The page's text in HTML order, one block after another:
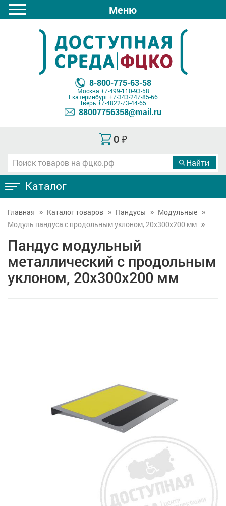
Меню
8-800-775-63-58
Москва +7-499-110-93-58
Екатеринбург+7-343-247-85-66
Тверь +7-4822-73-44-65
88007756358@mail.ru
0 ₽
Каталог
Главная Каталог товаров Пандусы
Модульные
Модуль пандуса с продольным уклоном, 20х300х200 мм
Пандус модульный
металлический с продольным
уклоном, 20х300х200 мм